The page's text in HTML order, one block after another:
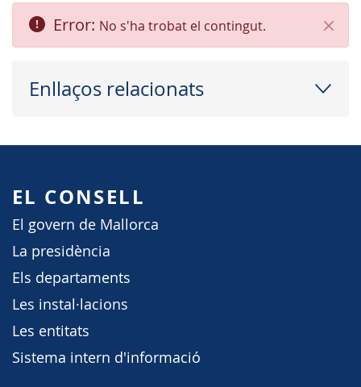
Tanca
Error: No s'ha trobat el contingut.
Enllaços relacionats
EL CONSELL
El govern de Mallorca
La presidència
Els departaments
Les instal·lacions
Les entitats
Sistema intern d'informació